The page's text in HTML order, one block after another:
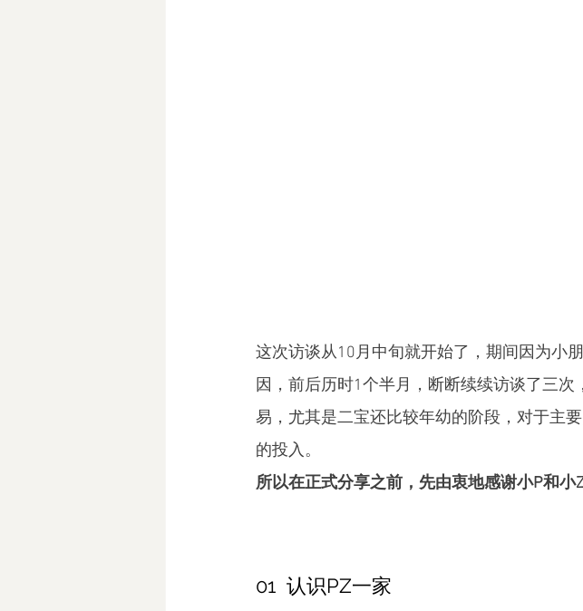
这次访谈从10月中旬就开始了，期间因为小
因，前后历时1个半月，断断续续访谈了三
易，尤其是二宝还比较年幼的阶段，对于主
的投入。
所以在正式分享之前，先由衷地感谢小P和小Z
01  认识PZ一家